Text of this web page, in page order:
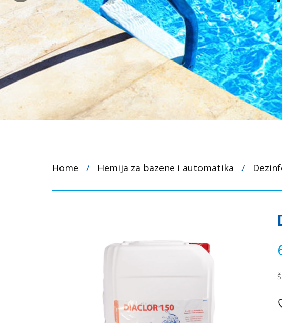
Home / Hemija za bazene i automatika /